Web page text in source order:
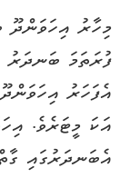
މިހާރު އިހަވަންދޫ
އަކަ މީޓަރެވެ.